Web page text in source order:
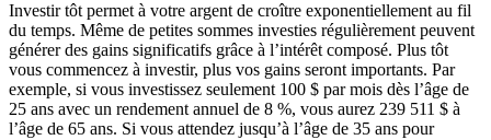
Investir tôt permet à votre argent de croître exponentiellement au fil
du temps. Même de petites sommes investies régulièrement peuvent
générer des gains significatifs grâce à l’intérêt composé. Plus tôt
vous commencez à investir, plus vos gains seront importants. Par
exemple, si vous investissez seulement 100 $ par mois dès l’âge de
25 ans avec un rendement annuel de 8 %, vous aurez 239 511 $ à
l’âge de 65 ans. Si vous attendez jusqu’à l’âge de 35 ans pour